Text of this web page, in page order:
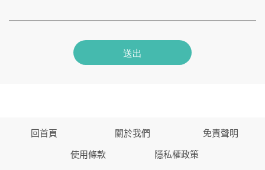
送出
回首頁 關於我們
免責聲明
使用條款
隱私權政策